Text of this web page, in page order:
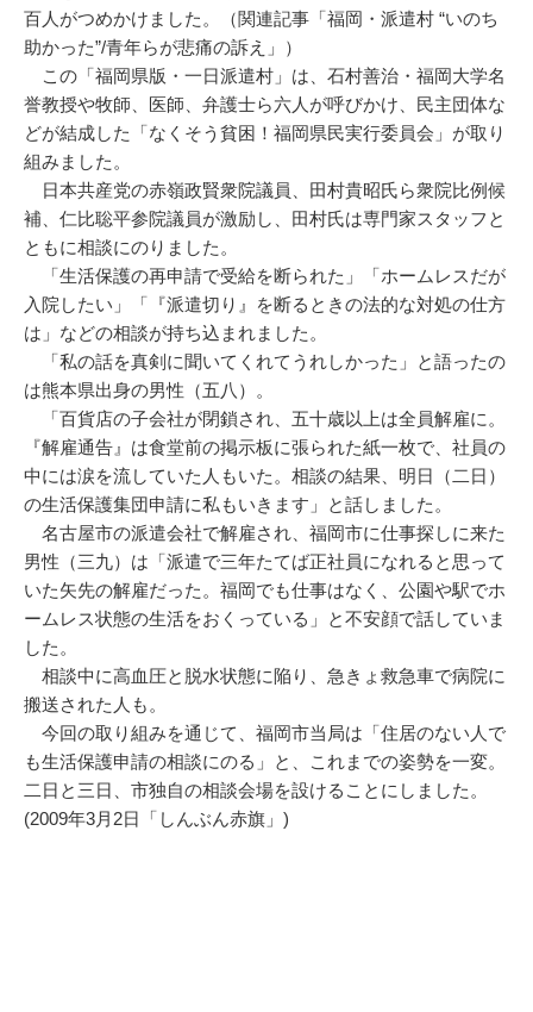
百人がつめかけました。（関連記事「福岡・派遣村 “いのち
助かった”/青年らが悲痛の訴え」
）
この「福岡県版・一日派遣村」は、石村善治・福岡大学名
誉教授や牧師、医師、弁護士ら六人が呼びかけ、民主団体な
どが結成した「なくそう貧困！福岡県民実行委員会」が取り
組みました。
日本共産党の赤嶺政賢衆院議員、田村貴昭氏ら衆院比例候
補、仁比聡平参院議員が激励し、田村氏は専門家スタッフと
ともに相談にのりました。
「生活保護の再申請で受給を断られた」「ホームレスだが
入院したい」「『派遣切り』を断るときの法的な対処の仕方
は」などの相談が持ち込まれました。
「私の話を真剣に聞いてくれてうれしかった」と語ったの
は熊本県出身の男性（五八）。
「百貨店の子会社が閉鎖され、五十歳以上は全員解雇に。
『解雇通告』は食堂前の掲示板に張られた紙一枚で、社員の
中には涙を流していた人もいた。相談の結果、明日（二日）
の生活保護集団申請に私もいきます」と話しました。
名古屋市の派遣会社で解雇され、福岡市に仕事探しに来た
男性（三九）は「派遣で三年たてば正社員になれると思って
いた矢先の解雇だった。福岡でも仕事はなく、公園や駅でホ
ームレス状態の生活をおくっている」と不安顔で話していま
した。
相談中に高血圧と脱水状態に陥り、急きょ救急車で病院に
搬送された人も。
今回の取り組みを通じて、福岡市当局は「住居のない人で
も生活保護申請の相談にのる」と、これまでの姿勢を一変。
二日と三日、市独自の相談会場を設けることにしました。
(2009年3月2日「しんぶん赤旗」)